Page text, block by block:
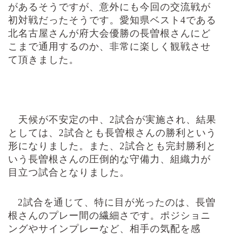
があるそうですが、意外にも今回の交流戦が
初対戦だったそうです。愛知県ベスト 4である
北名古屋さんが府大会優勝の長曽根さんにど
こまで通用するのか、非常に楽しく観戦させ
て頂きました。
天候が不安定の中、 2試合が実施され、結果
としては、 2試合とも長曽根さんの勝利という
形になりました。また、 2試合とも完封勝利と
いう長曽根さんの圧倒的な守備力、組織力が
目立つ試合となりました。
2試合を通じて、特に目が光ったのは、長曽
根さんのプレー間の繊細さです。ポジショニ
ングやサインプレーなど、相手の気配を感